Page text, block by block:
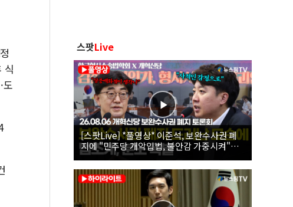
식
도
스팟Live
[스팟Live] *풀영상* 이준석, 보완수사권 폐
지에 "민주당 개악입법, 불안감 가중시켜"｜
26.08.06 개혁신당 보완수사권 폐지 토론회